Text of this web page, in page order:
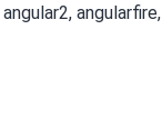
angular2, angularfire,